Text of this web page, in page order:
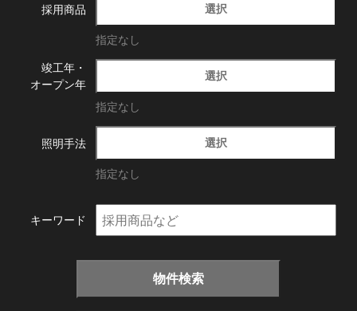
採用商品 選択
指定なし
竣工年・
オープン年
選択
指定なし
照明手法 選択
指定なし
キーワード
物件検索